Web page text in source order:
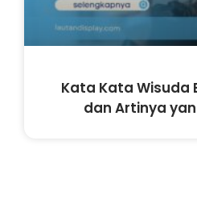
Kata Kata Wisuda
dan Artinya